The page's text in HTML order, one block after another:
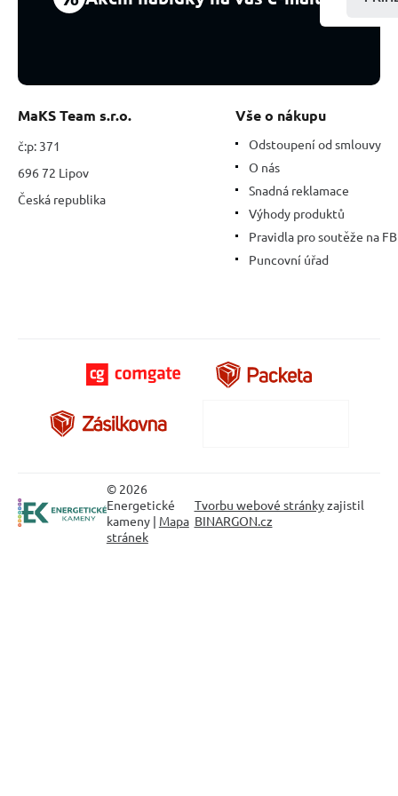
MaKS Team s.r.o.
č:p: 371
696 72 Lipov
Česká republika
Vše o nákupu
Odstoupení od smlouvy
O nás
Snadná reklamace
Výhody produktů
Pravidla pro soutěže na FB
Puncovní úřad
© 2026
Energetické
kameny | Mapa
stránek
Tvorbu webové stránkyzajistil
BINARGON.cz